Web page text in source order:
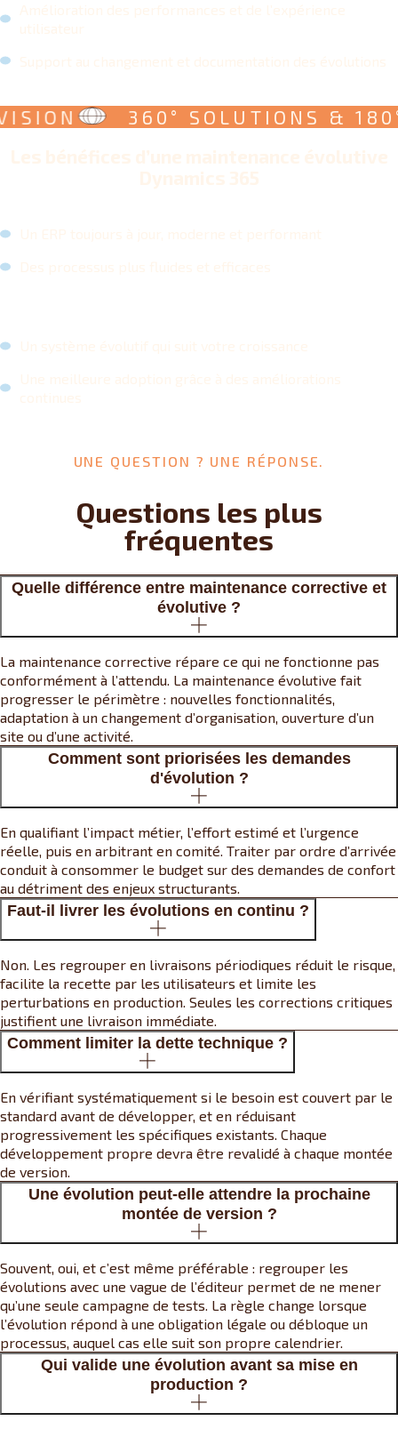
360° SOLUTIONS & 180°
UNE QUESTION ? UNE RÉPONSE.
Questions les plus
fréquentes
Quelle différence entre maintenance corrective et
évolutive ?
La maintenance corrective répare ce qui ne fonctionne pas
conformément à l’attendu. La maintenance évolutive fait
progresser le périmètre : nouvelles fonctionnalités,
adaptation à un changement d’organisation, ouverture d’un
site ou d’une activité.
Comment sont priorisées les demandes
d'évolution ?
En qualifiant l’impact métier, l’effort estimé et l’urgence
réelle, puis en arbitrant en comité. Traiter par ordre d’arrivée
conduit à consommer le budget sur des demandes de confort
au détriment des enjeux structurants.
Faut-il livrer les évolutions en continu ?
Non. Les regrouper en livraisons périodiques réduit le risque,
facilite la recette par les utilisateurs et limite les
perturbations en production. Seules les corrections critiques
justifient une livraison immédiate.
Comment limiter la dette technique ?
En vérifiant systématiquement si le besoin est couvert par le
standard avant de développer, et en réduisant
progressivement les spécifiques existants. Chaque
développement propre devra être revalidé à chaque montée
de version.
Une évolution peut-elle attendre la prochaine
montée de version ?
Souvent, oui, et c’est même préférable : regrouper les
évolutions avec une vague de l’éditeur permet de ne mener
qu’une seule campagne de tests. La règle change lorsque
l’évolution répond à une obligation légale ou débloque un
processus, auquel cas elle suit son propre calendrier.
Qui valide une évolution avant sa mise en
production ?